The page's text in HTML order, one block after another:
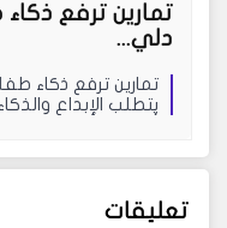
تمارين ترفع
دلي...
تمارين ترفع ذكاء
يتطلب الإبداع
تعليقات